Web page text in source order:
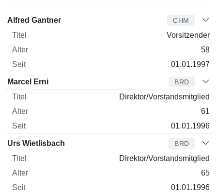
Verwaltungsratsmitglied
Alfred Gantner CHM
Vorsitzender
58
01.01.1997
Marcel Erni BRD
Direktor/Vorstandsmitglied
61
01.01.1996
Urs Wietlisbach BRD
Direktor/Vorstandsmitglied
65
01.01.1996